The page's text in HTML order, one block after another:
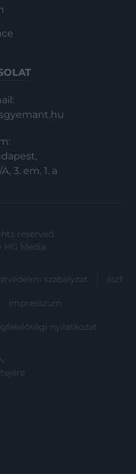
3. em. 1. a
reserved.
HG Media.
szabályzat ászf
impresszum
nyilatkozat